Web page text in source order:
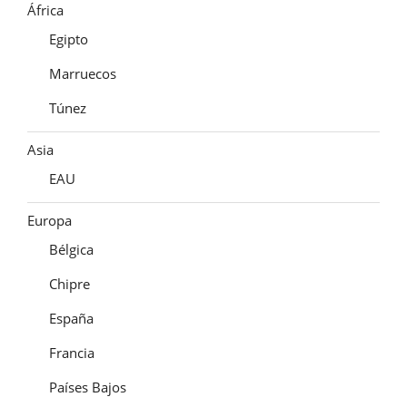
África
Egipto
Marruecos
Túnez
Asia
EAU
Europa
Bélgica
Chipre
España
Francia
Países Bajos